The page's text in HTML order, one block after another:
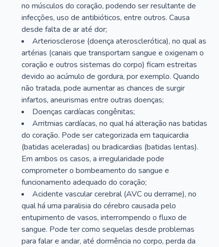
no músculos do coração, podendo ser resultante de
infecções, uso de antibióticos, entre outros. Causa
desde falta de ar até dor;
Arteriosclerose (doença aterosclerótica), no qual as
artérias (canais que transportam sangue e oxigenam o
coração e outros sistemas do corpo) ficam estreitas
devido ao acúmulo de gordura, por exemplo. Quando
não tratada, pode aumentar as chances de surgir
infartos, aneurismas entre outras doenças;
Doenças cardíacas congênitas;
Arritmias cardíacas, no qual há alteração nas batidas
do coração. Pode ser categorizada em taquicardia
(batidas aceleradas) ou bradicardias (batidas lentas).
Em ambos os casos, a irregularidade pode
comprometer o bombeamento do sangue e
funcionamento adequado do coração;
Acidente vascular cerebral (AVC ou derrame), no
qual há uma paralisia do cérebro causada pelo
entupimento de vasos, interrompendo o fluxo de
sangue. Pode ter como sequelas desde problemas
para falar e andar, até dormência no corpo, perda da